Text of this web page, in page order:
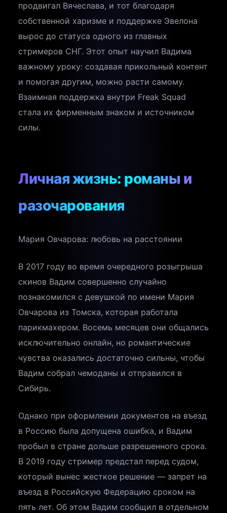
продвигал Вячеслава, и тот благодаря
собственной харизме и поддержке Эвелона
вырос до статуса одного из главных
стримеров СНГ. Этот опыт научил Вадима
важному уроку: создавая прикольный контент
и помогая другим, можно расти самому.
Взаимная поддержка внутри Freak Squad
стала их фирменным знаком и источником
силы.
Личная жизнь: романы и
разочарования
Мария Овчарова: любовь на расстоянии
В 2017 году во время очередного розыгрыша
скинов Вадим совершенно случайно
познакомился с девушкой по имени Мария
Овчарова из Томска, которая работала
парикмахером. Восемь месяцев они общались
исключительно онлайн, но романтические
чувства оказались достаточно сильны, чтобы
Вадим собрал чемоданы и отправился в
Сибирь.
Однако при оформлении документов на въезд
в Россию была допущена ошибка, и Вадим
пробыл в стране дольше разрешенного срока.
В 2019 году стример предстал перед судом,
который вынес жесткое решение — запрет на
въезд в Российскую Федерацию сроком на
пять лет. Об этом Вадим сообщил в отдельном